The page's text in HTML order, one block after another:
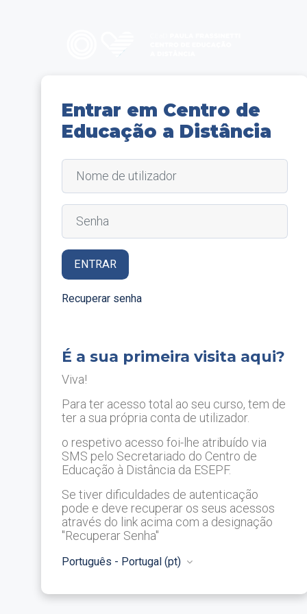
Entrar em Centro de
Educação a Distância
Nome de utilizador
Senha
ENTRAR
Recuperar senha
É a sua primeira visita aqui?
Viva!
Para ter acesso total ao seu curso, tem de
ter a sua própria conta de utilizador.
o respetivo acesso foi-lhe atribuído via
SMS pelo Secretariado do Centro de
Educação à Distância da ESEPF.
Se tiver dificuldades de autenticação
pode e deve recuperar os seus acessos
através do link acima com a designação
"Recuperar Senha"
Português - Portugal ‎(pt)‎